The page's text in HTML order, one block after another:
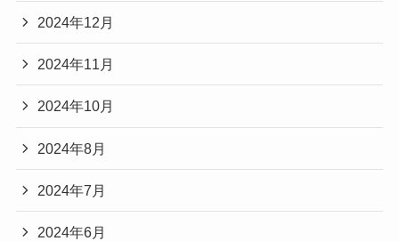
2024年12月
2024年11月
2024年10月
2024年8月
2024年7月
2024年6月